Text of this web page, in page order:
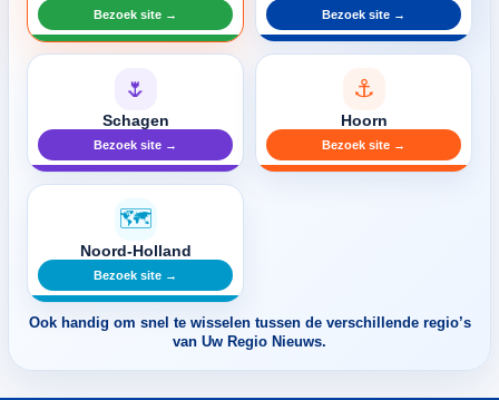
Bezoek site → Bezoek site →
🌷
Schagen
Bezoek site →
⚓
Hoorn
Bezoek site →
🗺️
Noord-Holland
Bezoek site →
Ook handig om snel te wisselen tussen de verschillende regio’s
van Uw Regio Nieuws.